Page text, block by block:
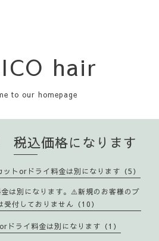
hair
to our homepage
税込価格になります
トorドライ料金は別になります（5）
は別になります。⚠️新規のお客様のブ
受付しておりません（10）
ライ料金は別になります（1）